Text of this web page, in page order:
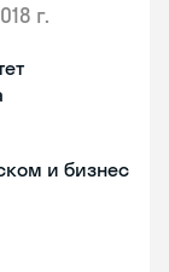
г.
и бизнес